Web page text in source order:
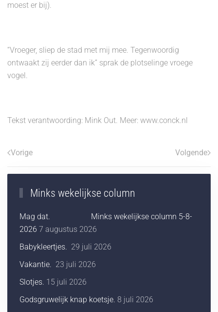
moest er bij).
“Vroeger, sliep de stad met mij mee. Tegenwoordig
ontwaakt zij eerder dan ik” sprak de plotselinge vroege
vogel.
Tekst verantwoording: Mink Out. Meer: www.conck.nl
Vorige Volgende
Minks wekelijkse column
Mag dat. Minks wekelijkse column 5-8-
2026 7 augustus 2026
Babykleertjes. 29 juli 2026
Vakantie. 23 juli 2026
Slotjes. 15 juli 2026
Godsgruwelijk knap koetsje. 8 juli 2026